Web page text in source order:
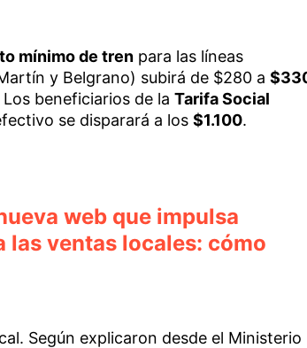
mínimo de trenpara las líneas
y Belgrano) subirá de $280 a
Los beneficiarios de la Tarifa Social
se disparará a los $1.100.
web que impulsa
las ventas locales: cómo
Según explicaron desde el Ministerio